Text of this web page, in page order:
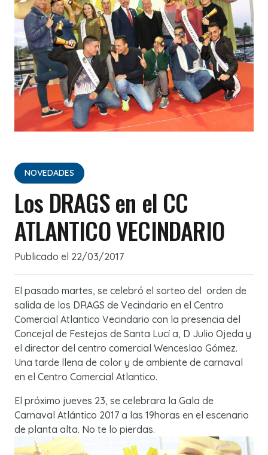
NOVEDADES
Los DRAGS en el CC
ATLANTICO VECINDARIO
Publicado el 22/03/2017
El pasado martes, se celebró el sorteo del orden de
salida de los DRAGS de Vecindario en el Centro
Comercial Atlantico Vecindario con la presencia del
Concejal de Festejos de Santa Lucí a, D Julio Ojeda y
el director del centro comercial Wenceslao Gómez.
Una tarde llena de color y de ambiente de carnaval
en el Centro Comercial Atlantico.
El próximo jueves 23, se celebrara la Gala de
Carnaval Atlántico 2017 a las 19horas en el escenario
de planta alta. No te lo pierdas.